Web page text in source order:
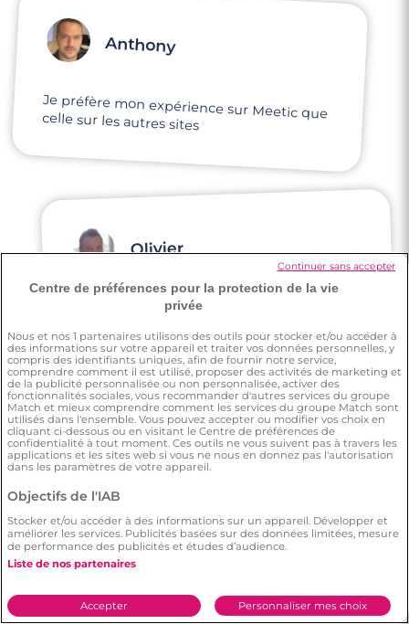
Anthony
Je préfère mon expérience sur Meetic que
celle sur les autres sites
Olivier
J'ai rencontré ma moitié sur Meetic alors
que l'on habite à 200m l'un de l'autre et on
ne s'était jamais vu auparavant.
Aujourd'hui, nous sommes ensemble c'est
une belle aventure qui commence... Merci
Meetic 💕
Pascal
On m'a dit beaucoup bien de cette app de
rencontre. Je suis dans un état d'esprit très
motivé, j'ai vraiment envie rencontrer mon
Centre de préférences pour la protection de la vie
privée
Nous et nos 1 partenaires utilisons des outils pour stocker et/ou accéder à
des informations sur votre appareil et traiter vos données personnelles, y
compris des identifiants uniques, afin de fournir notre service,
comprendre comment il est utilisé, proposer des activités de marketing et
de la publicité personnalisée ou non personnalisée, activer des
fonctionnalités sociales, vous recommander d'autres services du groupe
Match et mieux comprendre comment les services du groupe Match sont
utilisés dans l'ensemble. Vous pouvez accepter ou modifier vos choix en
cliquant ci-dessous ou en visitant le Centre de préférences de
confidentialité à tout moment. Ces outils ne vous suivent pas à travers les
applications et les sites web si vous ne nous en donnez pas l'autorisation
dans les paramètres de votre appareil.
Objectifs de l'IAB
Stocker et/ou accéder à des informations sur un appareil. Développer et
améliorer les services. Publicités basées sur des données limitées, mesure
de performance des publicités et études d’audience.
Liste de nos partenaires
Personnaliser mes choix
Accepter
Continuer sans accepter